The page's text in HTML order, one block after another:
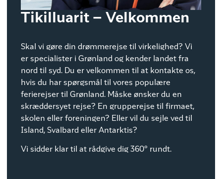
Tikilluarit – Velkommen
Skal vi gøre din drømmerejse til virkelighed? Vi
er specialister i Grønland og kender landet fra
nord til syd. Du er velkommen til at kontakte os,
hvis du har spørgsmål til vores populære
ferierejser til Grønland. Måske ønsker du en
skræddersyet rejse? En grupperejse til firmaet,
skolen eller foreningen? Eller vil du sejle ved til
Island, Svalbard eller Antarktis?
Vi sidder klar til at rådgive dig 360° rundt.